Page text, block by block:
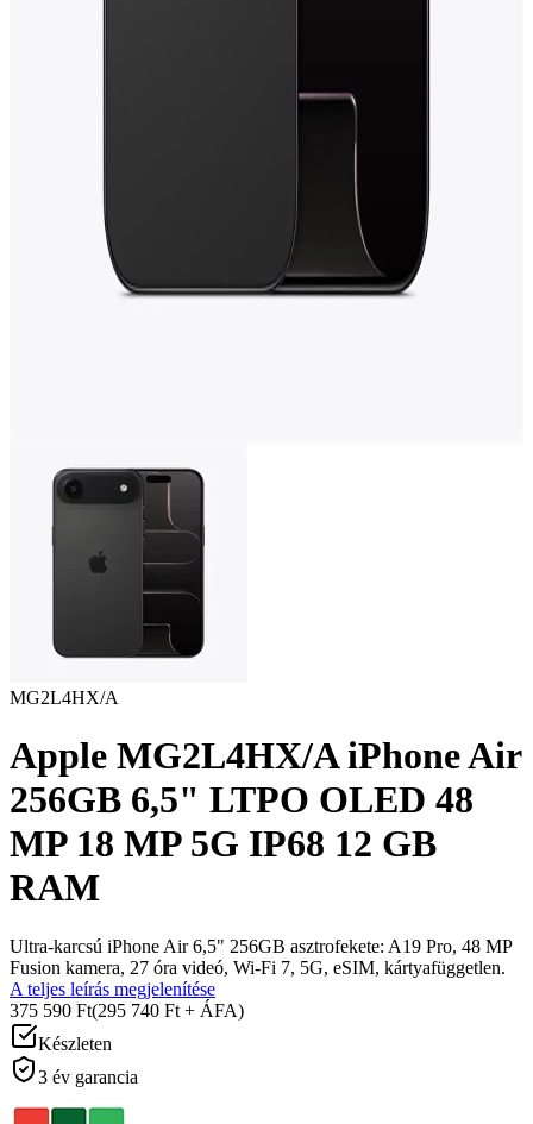
MG2L4HX/A
Apple MG2L4HX/A iPhone Air
256GB 6,5" LTPO OLED 48
MP 18 MP 5G IP68 12 GB
RAM
Ultra‑karcsú iPhone Air 6,5" 256GB asztrofekete: A19 Pro, 48 MP
Fusion kamera, 27 óra videó, Wi‑Fi 7, 5G, eSIM, kártyafüggetlen.
A teljes leírás megjelenítése
375 590 Ft(295 740 Ft + ÁFA)
Készleten
3 év garancia